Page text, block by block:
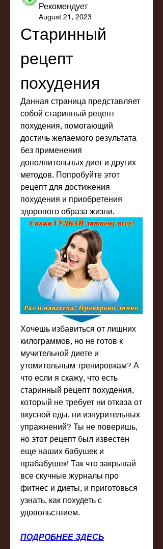
Рекомендует
August 21, 2023
Старинный
рецепт
похудения
Данная страница представляет
собой старинный рецепт
похудения, помогающий
достичь желаемого результата
без применения
дополнительных диет и других
методов. Попробуйте этот
рецепт для достижения
похудения и приобретения
здорового образа жизни.
Хочешь избавиться от лишних
килограммов, но не готов к
мучительной диете и
утомительным тренировкам? А
что если я скажу, что есть
старинный рецепт похудения,
который не требует ни отказа от
вкусной еды, ни изнурительных
упражнений? Ты не поверишь,
но этот рецепт был известен
еще наших бабушек и
прабабушек! Так что закрывай
все скучные журналы про
фитнес и диеты, и приготовься
узнать, как похудеть с
удовольствием.
ПОДРОБНЕЕ ЗДЕСЬ